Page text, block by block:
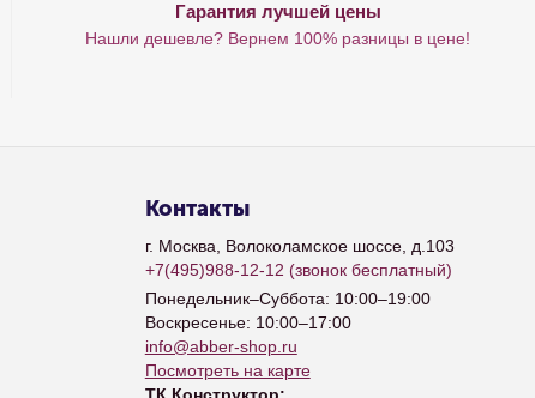
Гарантия лучшей цены
Нашли дешевле? Вернем 100% разницы в цене!
Контакты
г. Москва, Волоколамское шоссе, д.103
+7(495)988-12-12 (звонок бесплатный)
Понедельник–Суббота: 10:00–19:00
Воскресенье: 10:00–17:00
info@abber-shop.ru
Посмотреть на карте